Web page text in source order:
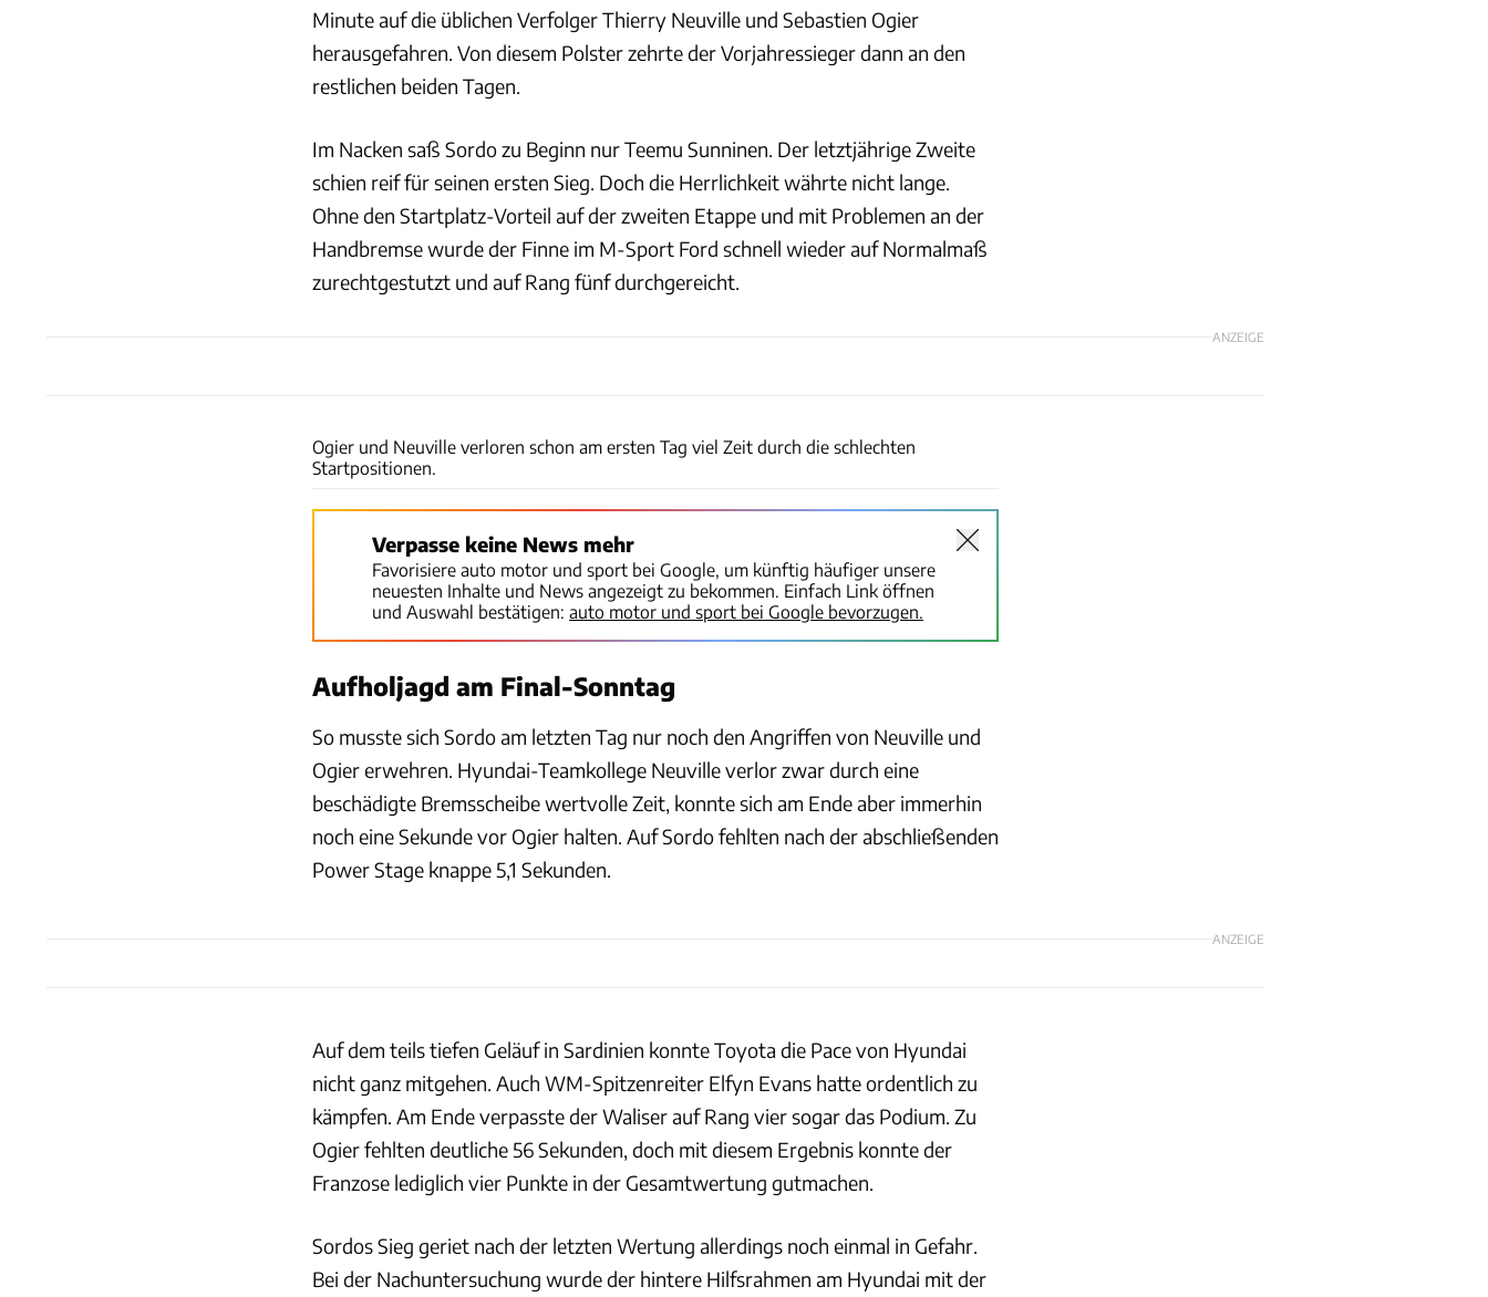
Minute auf die üblichen Verfolger Thierry Neuville und Sebastien Ogier
herausgefahren. Von diesem Polster zehrte der Vorjahressieger dann an den
restlichen beiden Tagen.
Im Nacken saß Sordo zu Beginn nur Teemu Sunninen. Der letztjährige Zweite
schien reif für seinen ersten Sieg. Doch die Herrlichkeit währte nicht lange.
Ohne den Startplatz-Vorteil auf der zweiten Etappe und mit Problemen an der
Handbremse wurde der Finne im M-Sport Ford schnell wieder auf Normalmaß
zurechtgestutzt und auf Rang fünf durchgereicht.
ANZEIGE
Ogier und Neuville verloren schon am ersten Tag viel Zeit durch die schlechten
Startpositionen.
Verpasse keine News mehr
Favorisiere auto motor und sport bei Google, um künftig häufiger unsere
neuesten Inhalte und News angezeigt zu bekommen. Einfach Link öffnen
und Auswahl bestätigen: auto motor und sport bei Google bevorzugen.
Aufholjagd am Final-Sonntag
So musste sich Sordo am letzten Tag nur noch den Angriffen von Neuville und
Ogier erwehren. Hyundai-Teamkollege Neuville verlor zwar durch eine
beschädigte Bremsscheibe wertvolle Zeit, konnte sich am Ende aber immerhin
noch eine Sekunde vor Ogier halten. Auf Sordo fehlten nach der abschließenden
Power Stage knappe 5,1 Sekunden.
ANZEIGE
Auf dem teils tiefen Geläuf in Sardinien konnte Toyota die Pace von Hyundai
nicht ganz mitgehen. Auch WM-Spitzenreiter Elfyn Evans hatte ordentlich zu
kämpfen. Am Ende verpasste der Waliser auf Rang vier sogar das Podium. Zu
Ogier fehlten deutliche 56 Sekunden, doch mit diesem Ergebnis konnte der
Franzose lediglich vier Punkte in der Gesamtwertung gutmachen.
Sordos Sieg geriet nach der letzten Wertung allerdings noch einmal in Gefahr.
Bei der Nachuntersuchung wurde der hintere Hilfsrahmen am Hyundai mit der